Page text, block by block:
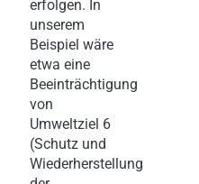
erfolgen. In
unserem
Beispiel wäre
etwa eine
Beeinträchtigung
von
Umweltziel 6
(Schutz und
Wiederherstellung